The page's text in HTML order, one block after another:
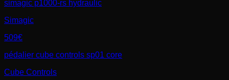
simagic p1000-rs hydraulic
Simagic
509€
pédalier cube controls sp01 core
Cube Controls